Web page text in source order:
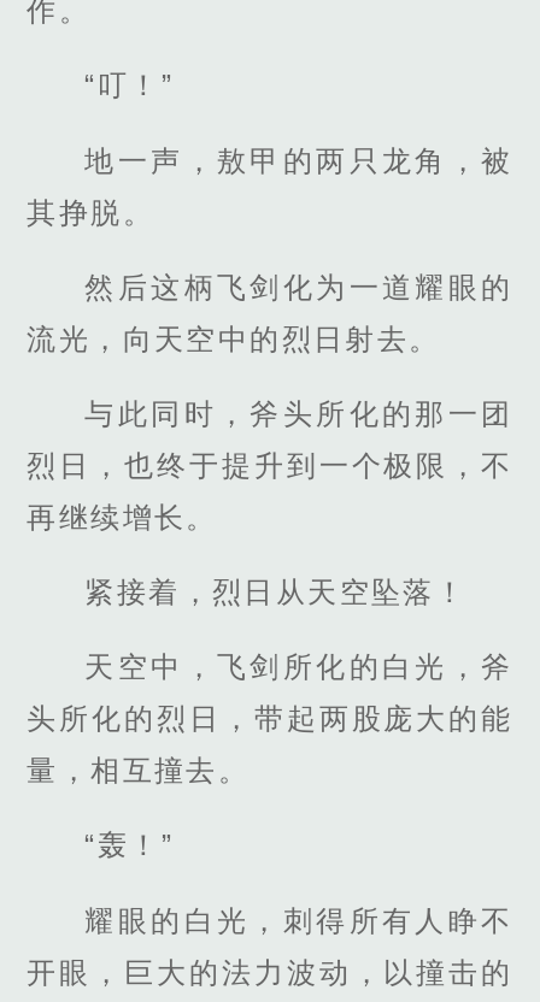
作。
“叮！”
地一声，敖甲的两只龙角，被
其挣脱。
然后这柄飞剑化为一道耀眼的
流光，向天空中的烈日射去。
与此同时，斧头所化的那一团
烈日，也终于提升到一个极限，不
再继续增长。
紧接着，烈日从天空坠落！
天空中，飞剑所化的白光，斧
头所化的烈日，带起两股庞大的能
量，相互撞去。
“轰！”
耀眼的白光，刺得所有人睁不
开眼，巨大的法力波动，以撞击的